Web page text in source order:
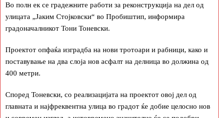
Во полн ек се градежните работи за реконструкција на дел од
улицата „Јаким Стојковски“ во Пробиштип, информира
градоначалникот Тони Тоневски.
Проектот опфаќа изградба на нови тротоари и рабници, како и
поставување на два слоја нов асфалт на делница во должина од
400 метри.
Според Тоневски, со реализацијата на проектот овој дел од
главната и најфреквентна улица во градот ќе добие целосно нов